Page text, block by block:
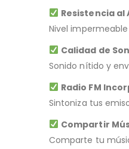
Resistencia al
Nivel
Calidad de
Sonido nítido y
Radio FM
Sintoniza tus
Compartir
Comparte tu